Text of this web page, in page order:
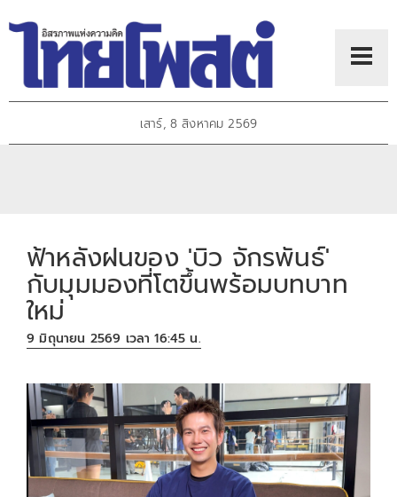
เสาร์, 8 สิงหาคม 2569
ฟ้าหลังฝนของ 'บิว จักรพันธ์'
กับมุมมองที่โตขึ้นพร้อมบทบาท
ใหม่
9 มิถุนายน 2569 เวลา 16:45 น.